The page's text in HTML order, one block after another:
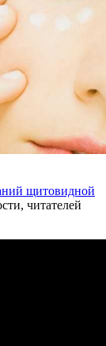
щитовидной
читателей